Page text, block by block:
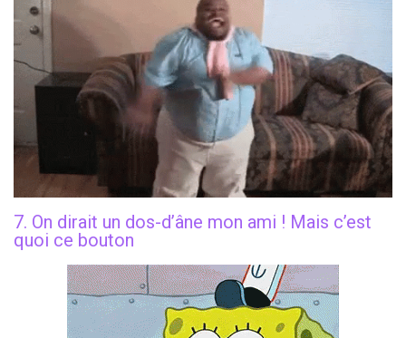
7. On dirait un dos-d’âne mon ami ! Mais c’est
quoi ce bouton